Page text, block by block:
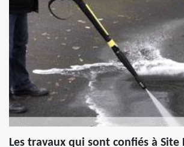
Les travaux qui sont confiés à Site